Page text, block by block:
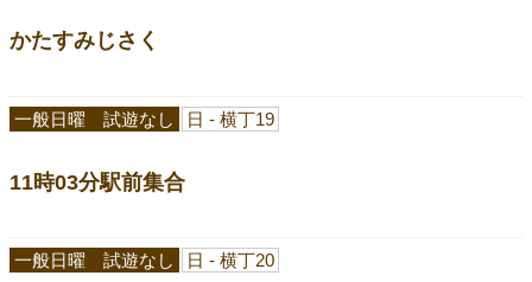
かたすみじさく
11時03分駅前集合
一般日曜 試遊なし 日 - 横丁19
一般日曜 試遊なし 日 - 横丁20